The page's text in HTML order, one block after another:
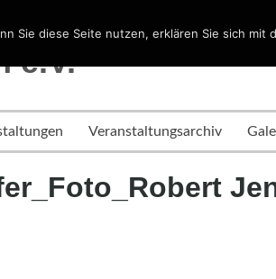
e.V.
Veranstaltungsarchiv
Sie diese Seite nutzen, erklären Sie sich mit